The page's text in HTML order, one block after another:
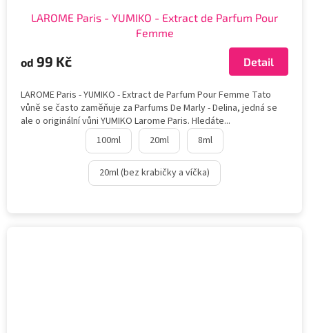
LAROME Paris - YUMIKO - Extract de Parfum Pour
Femme
od 99 Kč Detail
LAROME Paris - YUMIKO - Extract de Parfum Pour Femme Tato
vůně se často zaměňuje za Parfums De Marly - Delina, jedná se
ale o originální vůni YUMIKO Larome Paris. Hledáte...
100ml
20ml 8ml
20ml (bez krabičky a víčka)